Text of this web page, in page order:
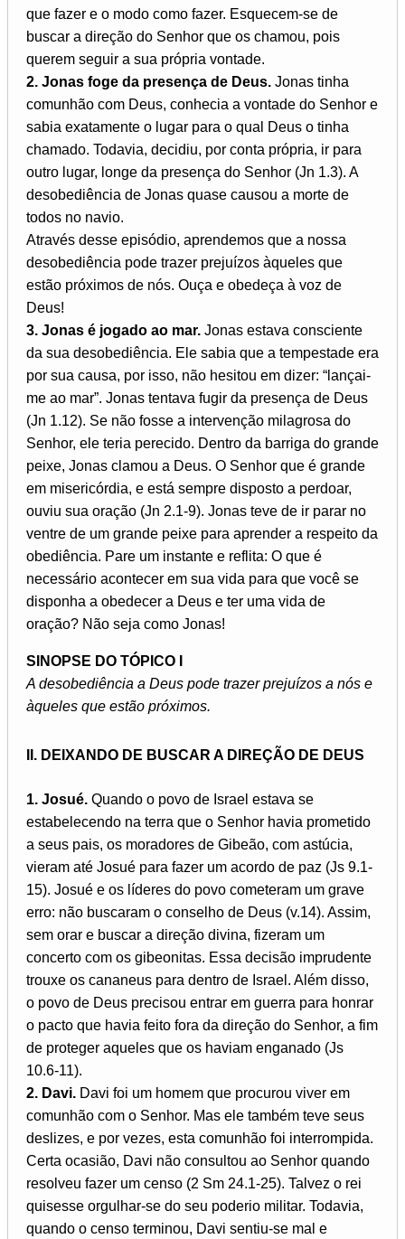
que fazer e o modo como fazer. Esquecem-se de
buscar a direção do Senhor que os chamou, pois
querem seguir a sua própria vontade.
2. Jonas foge da presença de Deus. Jonas tinha
comunhão com Deus, conhecia a vontade do Senhor e
sabia exatamente o lugar para o qual Deus o tinha
chamado. Todavia, decidiu, por conta própria, ir para
outro lugar, longe da presença do Senhor (Jn 1.3). A
desobediência de Jonas quase causou a morte de
todos no navio.
Através desse episódio, aprendemos que a nossa
desobediência pode trazer prejuízos àqueles que
estão próximos de nós. Ouça e obedeça à voz de
Deus!
3. Jonas é jogado ao mar. Jonas estava consciente
da sua desobediência. Ele sabia que a tempestade era
por sua causa, por isso, não hesitou em dizer: “lançai-
me ao mar”. Jonas tentava fugir da presença de Deus
(Jn 1.12). Se não fosse a intervenção milagrosa do
Senhor, ele teria perecido. Dentro da barriga do grande
peixe, Jonas clamou a Deus. O Senhor que é grande
em misericórdia, e está sempre disposto a perdoar,
ouviu sua oração (Jn 2.1-9). Jonas teve de ir parar no
ventre de um grande peixe para aprender a respeito da
obediência. Pare um instante e reflita: O que é
necessário acontecer em sua vida para que você se
disponha a obedecer a Deus e ter uma vida de
oração? Não seja como Jonas!
SINOPSE DO TÓPICO I
A desobediência a Deus pode trazer prejuízos a nós e
àqueles que estão próximos.
II. DEIXANDO DE BUSCAR A DIREÇÃO DE DEUS
1. Josué. Quando o povo de Israel estava se
estabelecendo na terra que o Senhor havia prometido
a seus pais, os moradores de Gibeão, com astúcia,
vieram até Josué para fazer um acordo de paz (Js 9.1-
15). Josué e os líderes do povo cometeram um grave
erro: não buscaram o conselho de Deus (v.14). Assim,
sem orar e buscar a direção divina, fizeram um
concerto com os gibeonitas. Essa decisão imprudente
trouxe os cananeus para dentro de Israel. Além disso,
o povo de Deus precisou entrar em guerra para honrar
o pacto que havia feito fora da direção do Senhor, a fim
de proteger aqueles que os haviam enganado (Js
10.6-11).
2. Davi. Davi foi um homem que procurou viver em
comunhão com o Senhor. Mas ele também teve seus
deslizes, e por vezes, esta comunhão foi interrompida.
Certa ocasião, Davi não consultou ao Senhor quando
resolveu fazer um censo (2 Sm 24.1-25). Talvez o rei
quisesse orgulhar-se do seu poderio militar. Todavia,
quando o censo terminou, Davi sentiu-se mal e